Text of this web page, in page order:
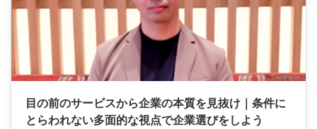
目の前のサービスから企業の本質を見抜け｜条件に
とらわれない多面的な視点で企業選びをしよう